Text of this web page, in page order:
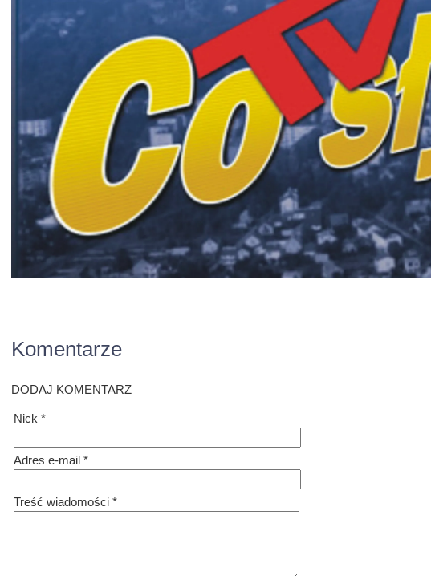
Komentarze
DODAJ KOMENTARZ
Nick *
Adres e-mail *
Treść wiadomości *